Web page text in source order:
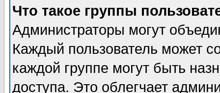
Что такое группы
Администраторы могут
Каждый пользователь может
каждой группе могут быть
доступа. Это облегчает